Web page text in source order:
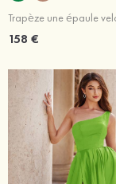
158 €